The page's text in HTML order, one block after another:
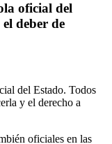
oficial del
deber de
del Estado. Todos
y el derecho a
oficiales en las